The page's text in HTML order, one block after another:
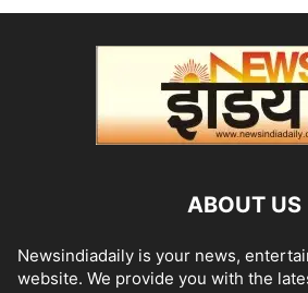
ABOUT US
Newsindiadaily is your news,
website. We provide you with the